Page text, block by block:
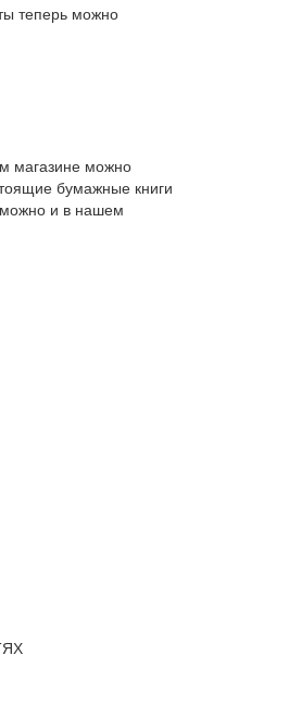
теперь можно
магазине можно
бумажные книги
можно и в нашем